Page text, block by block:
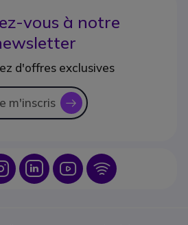
vous à notre
d'offres exclusives
m'inscris icon
IconIcon Icon Icon